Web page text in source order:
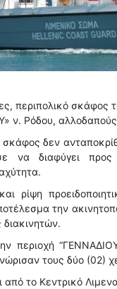
περιπολικό σκάφος
ν. Ρόδου,
δεν
να διαφύγει προς
ρίψη
την
περιοχή
τους δύο (02)
από το Κεντρικό